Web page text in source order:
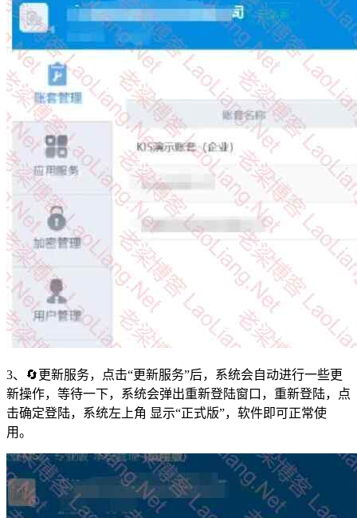
3、🔄更新服务，点击“更新服务”后，系统会自动进行一些更
新操作，等待一下，系统会弹出重新登陆窗口，重新登陆，点
击确定登陆，系统左上角 显示“正式版”，软件即可正常使
用。